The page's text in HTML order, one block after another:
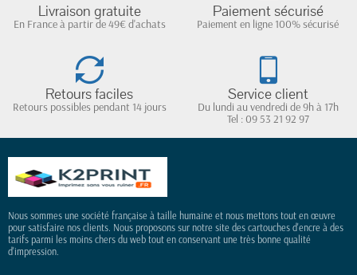
Livraison gratuite
En France à partir de 49€ d'achats
Paiement sécurisé
Paiement en ligne 100% sécurisé
Retours faciles
Retours possibles pendant 14 jours
Service client
Du lundi au vendredi de 9h à 17h
Tel : 09 53 21 92 97
Nous sommes une société française à taille humaine et nous mettons tout en œuvre
pour satisfaire nos clients. Nous proposons sur notre site des cartouches d'encre à des
tarifs parmi les moins chers du web tout en conservant une très bonne qualité
d'impression.